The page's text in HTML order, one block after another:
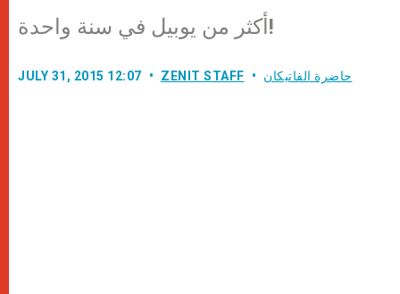
أكثر من يوبيل في سنة واحدة!
JULY 31, 2015 12:07 ZENIT STAFF حاضرة الفاتيكان